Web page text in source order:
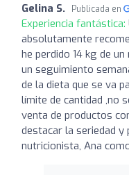
Gelina S. Publicada en
Experiencia fantástica:
absolutamente
he perdido 14 kg de
un seguimiento
de la dieta que se va
límite de cantidad ,no
venta de productos
destacar la seriedad
nutricionista, Ana